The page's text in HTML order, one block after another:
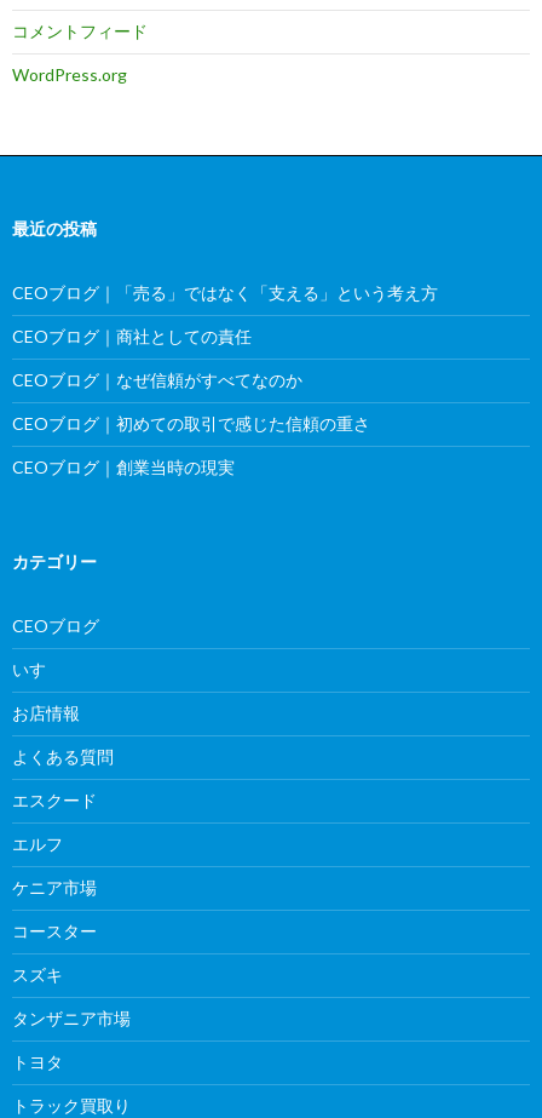
コメントフィード
WordPress.org
最近の投稿
CEOブログ｜「売る」ではなく「支える」という考え方
CEOブログ｜商社としての責任
CEOブログ｜なぜ信頼がすべてなのか
CEOブログ｜初めての取引で感じた信頼の重さ
CEOブログ｜創業当時の現実
カテゴリー
CEOブログ
いすゞ
お店情報
よくある質問
エスクード
エルフ
ケニア市場
コースター
スズキ
タンザニア市場
トヨタ
トラック買取り